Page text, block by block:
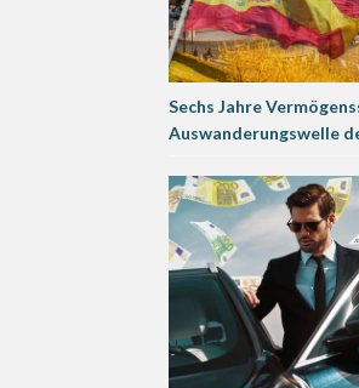
Sechs Jahre
Auswanderungswelle